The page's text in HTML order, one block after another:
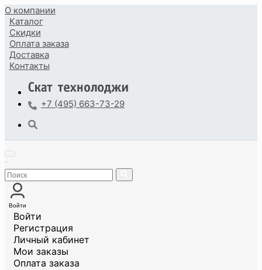
О компании
Каталог
Скидки
Оплата заказа
Доставка
Контакты
+7 (495) 663-73-29
Войти
Войти
Регистрация
Личный кабинет
Мои заказы
Оплата заказа